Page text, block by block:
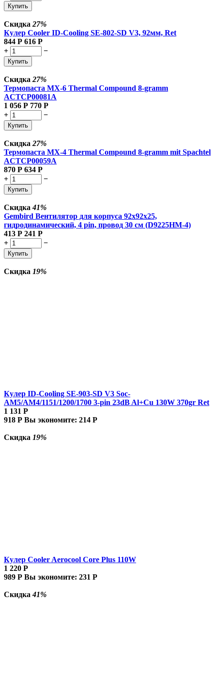
Купить
Скидка 27%
Кулер Cooler ID-Cooling SE-802-SD V3, 92мм, Ret
844 Р 616 Р
+
−
Купить
Скидка 27%
Термопаста MX-6 Thermal Compound 8-gramm
ACTCP00081A
1 056 Р 770 Р
+
−
Купить
Скидка 27%
Термопаста MX-4 Thermal Compound 8-gramm mit Spachtel
ACTCP00059A
870 Р 634 Р
+
−
Купить
Скидка41%
Gembird Вентилятор для корпуса 92x92x25,
гидродинамический, 4 pin, провод 30 см (D9225HM-4)
413 Р 241 Р
+
−
Купить
Скидка 19%
Кулер ID-Cooling SE-903-SD V3 Soc-
AM5/AM4/1151/1200/1700 3-pin 23dB Al+Cu 130W 370gr Ret
1 131 Р
918 Р Вы экономите: 214 Р
Скидка 19%
Кулер Cooler Aerocool Core Plus 110W
1 220 Р
989 Р Вы экономите: 231 Р
Скидка41%